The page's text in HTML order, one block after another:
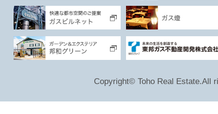
Copyright© Toho Real Estate.All